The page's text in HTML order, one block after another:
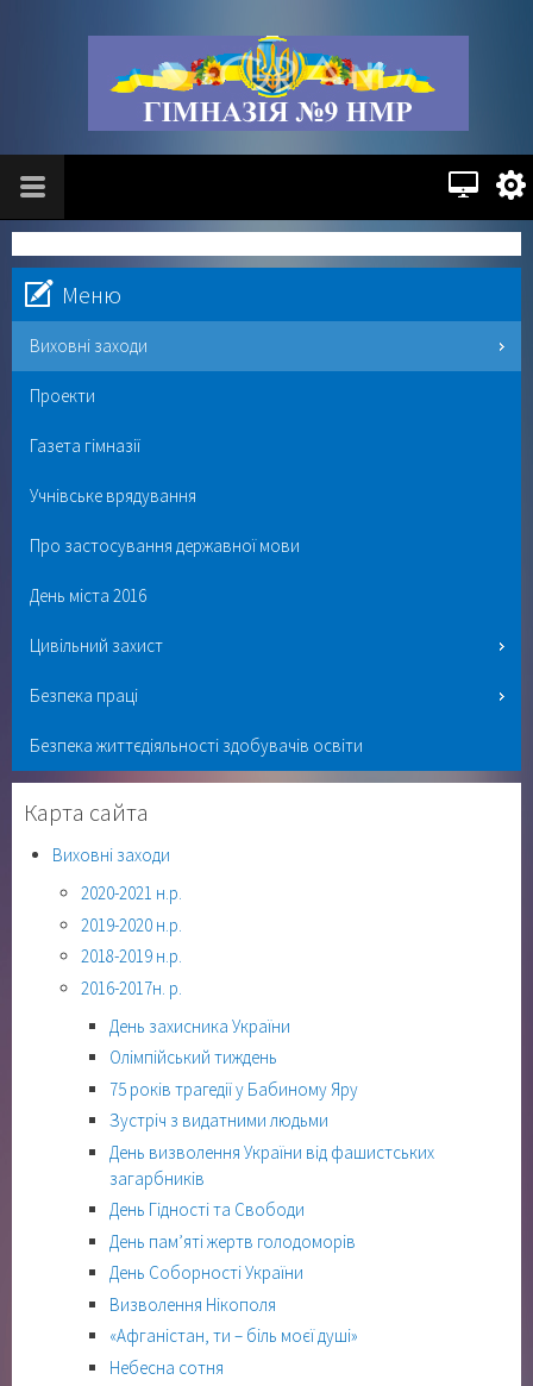
Меню
Виховні заходи
Проекти
Газета гімназії
Учнівське врядування
Про застосування державної мови
День міста 2016
Цивільний захист
Безпека праці
Безпека життєдіяльності здобувачів освіти
Карта сайта
Виховні заходи
2020-2021 н.р.
2019-2020 н.р.
2018-2019 н.р.
2016-2017н. р.
День захисника України
Олімпійський тиждень
75 років трагедії у Бабиному Яру
Зустріч з видатними людьми
День визволення України від фашистських
загарбників
День Гідності та Свободи
День пам’яті жертв голодоморів
День Соборності України
Визволення Нікополя
«Афганістан, ти – біль моєї душі»
Небесна сотня